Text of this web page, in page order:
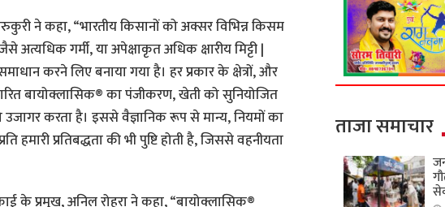
ने कहा, “भारतीय किसानों को अक्सर विभिन्न किसम
अत्यधिक गर्मी, या अपेक्षाकृत अधिक क्षारीय मिट्टी |
करने लिए बनाया गया है। हर प्रकार के क्षेत्रों, और
बायोक्लासिक® का पंजीकरण, खेती को सुनियोजित
उजागर करता है। इससे वैज्ञानिक रूप से मान्य, नियमों का
प्रतिबद्धता की भी पुष्टि होती है, जिससे वहनीयता
के प्रमुख, अनिल रोहरा ने कहा, “बायोक्लासिक®
ताजा समाचार